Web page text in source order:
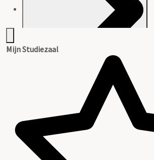
Verantwoording van de bewerking
Mijn Studiezaal